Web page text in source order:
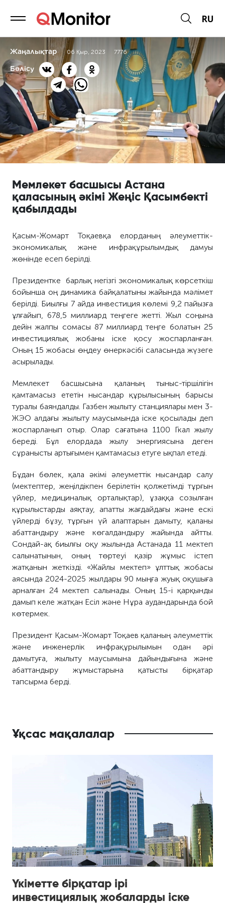
RU
Жаңалықтар 06 Қыр, 2023 7776
Бөлісу
Мемлекет басшысы Астана
қаласының әкімі Жеңіс Қасымбекті
қабылдады
Қасым-Жомарт Тоқаевқа елорданың әлеуметтік-
экономикалық және инфрақұрылымдық дамуы
жөнінде есеп берілді.
Президентке барлық негізгі экономикалық көрсеткіш
бойынша оң динамика байқалатыны жайында мәлімет
берілді. Биылғы 7 айда инвестиция көлемі 9,2 пайызға
ұлғайып, 678,5 миллиард теңгеге жетті. Жыл соңына
дейін жалпы сомасы 87 миллиард теңге болатын 25
инвестициялық жобаны іске қосу жоспарланған.
Оның 15 жобасы өңдеу өнеркәсібі саласында жүзеге
асырылады.
Мемлекет басшысына қаланың тыныс-тіршілігін
қамтамасыз ететін нысандар құрылысының барысы
туралы баяндалды. Газбен жылыту станциялары мен 3-
ЖЭО алдағы жылыту маусымында іске қосылады деп
жоспарланып отыр. Олар сағатына 1100 Гкал жылу
береді. Бұл елордада жылу энергиясына деген
сұранысты артығымен қамтамасыз етуге ықпал етеді.
Бұдан бөлек, қала әкімі әлеуметтік нысандар салу
(мектептер, жеңілдікпен берілетін қолжетімді тұрғын
үйлер, медициналық орталықтар), ұзаққа созылған
құрылыстарды аяқтау, апатты жағдайдағы және ескі
үйлерді бұзу, тұрғын үй алаптарын дамыту, қаланы
абаттандыру және көгалдандыру жайында айтты.
Сондай-ақ биылғы оқу жылында Астанада 11 мектеп
салынатынын, оның төртеуі қазір жұмыс істеп
жатқанын жеткізді. «Жайлы мектеп» ұлттық жобасы
аясында 2024-2025 жылдары 90 мыңға жуық оқушыға
арналған 24 мектеп салынады. Оның 15-і қарқынды
дамып келе жатқан Есіл және Нұра аудандарында бой
көтермек.
Президент Қасым-Жомарт Тоқаев қаланың әлеуметтік
және инженерлік инфрақұрылымын одан әрі
дамытуға, жылыту маусымына дайындығына және
абаттандыру жұмыстарына қатысты бірқатар
тапсырма берді.
Ұқсас мақалалар
Үкіметте бірқатар ірі
инвестициялық жобаларды іске